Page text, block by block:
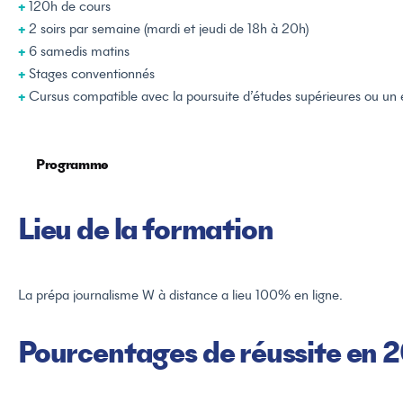
+ 120h de cours
+ 2 soirs par semaine (mardi et jeudi de 18h à 20h)
+ 6 samedis matins
+ Stages conventionnés
+ Cursus compatible avec la poursuite d’études supérieures ou un
Programme
Culture des médias
Techniques d’écriture
Techniques d’interview
Lieu de la formation
La prépa journalisme W à distance a lieu 100% en ligne.
Pourcentages de réussite en